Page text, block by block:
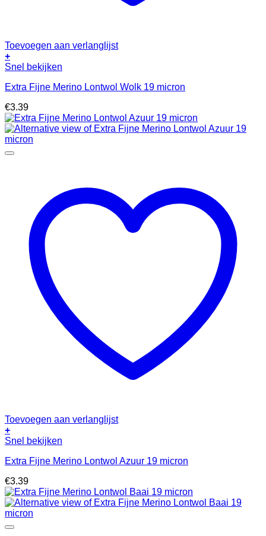
Toevoegen aan verlanglijst
+
Snel bekijken
Extra Fijne Merino Lontwol Wolk 19 micron
€3.39
Toevoegen aan verlanglijst
+
Snel bekijken
Extra Fijne Merino Lontwol Azuur 19 micron
€3.39